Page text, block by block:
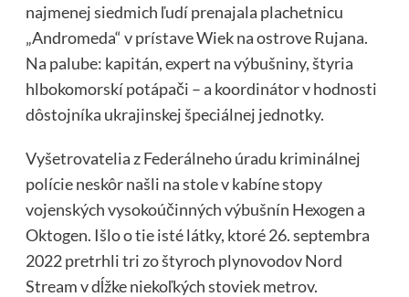
najmenej siedmich ľudí prenajala plachetnicu
„Andromeda“ v prístave Wiek na ostrove Rujana.
Na palube: kapitán, expert na výbušniny, štyria
hlbokomorskí potápači – a koordinátor v hodnosti
dôstojníka ukrajinskej špeciálnej jednotky.
Vyšetrovatelia z Federálneho úradu kriminálnej
polície neskôr našli na stole v kabíne stopy
vojenských vysokoúčinných výbušnín Hexogen a
Oktogen. Išlo o tie isté látky, ktoré 26. septembra
2022 pretrhli tri zo štyroch plynovodov Nord
Stream v dĺžke niekoľkých stoviek metrov.